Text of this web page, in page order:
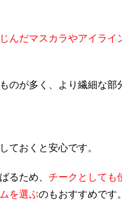
んだマスカラやアイライ
が多く、より繊細な部
ておくと安心です。
るため、 チークとしても
を選ぶのもおすすめです